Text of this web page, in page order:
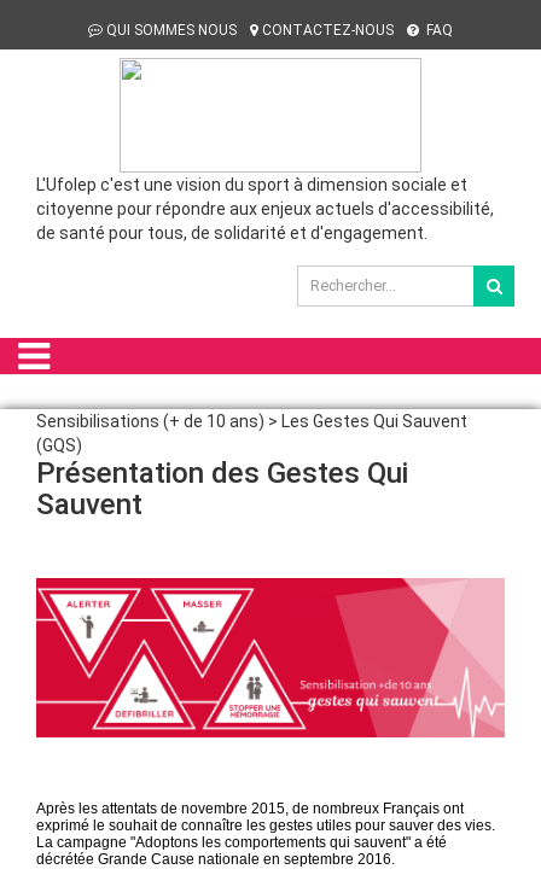
QUI SOMMES NOUS CONTACTEZ-NOUS FAQ
L'Ufolep c'est une vision du sport à dimension sociale et
citoyenne pour répondre aux enjeux actuels d'accessibilité,
de santé pour tous, de solidarité et d'engagement.
Sensibilisations (+ de 10 ans) > Les Gestes Qui Sauvent
(GQS)
Présentation des Gestes Qui
Sauvent
Après les attentats de novembre 2015, de nombreux Français ont
exprimé le souhait de connaître les gestes utiles pour sauver des vies.
La campagne "Adoptons les comportements qui sauvent" a été
décrétée Grande Cause nationale en septembre 2016.